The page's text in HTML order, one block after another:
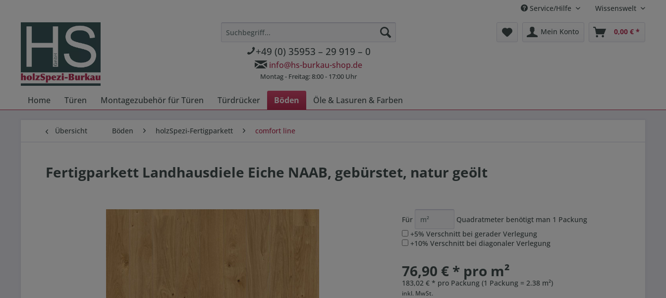
Service/Hilfe Wissenswelt
+49 (0) 35953 – 29 919 – 0
info@hs-burkau-shop.de
Montag - Freitag: 8:00 - 17:00 Uhr
Mein Konto 0,00 € *
Home Türen Montagezubehör für Türen Türdrücker Böden Öle & Lasuren & Farben
Übersicht Böden holzSpezi-Fertigparkett comfort line
Fertigparkett Landhausdiele Eiche NAAB, gebürstet, natur geölt
Für Quadratmeter benötigt man 1 Packung
+5% Verschnitt bei gerader Verlegung
+10% Verschnitt bei diagonaler Verlegung
76,90 € * pro m²
183,02 € * pro Packung (1 Packung = 2.38 m²)
inkl. MwSt.